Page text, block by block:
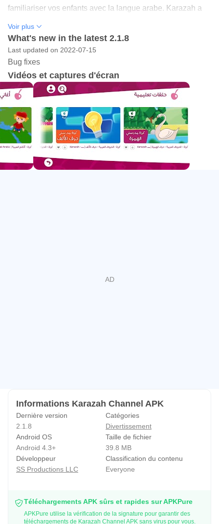
familiariser vos enfants avec la langue arabe. Karazah a
contenu attrayant préparé par une équipe qui connaît bien
la psychologie de l'enfant et la production médiatique.
Cela peut également empêcher votre enfant d'être accro à
ces chaînes YouTube qui produisent du contenu
répréhensible sous le couvert de chaînes pour enfants.
développés, les enfants sont beaucoup exposés à
YouTube. Il est assez déconcertant pour chaque parent de
voir à quelle vitesse les enfants découvrent eux-mêmes
leurs programmes et chaînes préférés. Karazah profite de
cet attrait puissant de YouTube auprès des enfants, et leur
YouTube, mais ce qui nous distingue, c'est notre offre de
l'importance d'offrir un contenu amusant et engageant aux
enfants. Donc, travailler à Karazah nous aide à créer le
contenu que nous voulons montrer à nos enfants - et pour
le vôtre aussi.
Vision
Innover dans l'industrie des médias pour les enfants en
peut jouer un rôle décisif dans leur développement
psychologique et spirituel.
Voir plus
What's new in the latest 2.1.8
Last updated on 2022-07-15
Bug fixes
Vidéos et captures d'écran
Informations Karazah Channel APK
Dernière version
2.1.8
Catégories
Divertissement
Android OS
Android 4.3+
Taille de fichier
39.8 MB
Développeur
SS Productions LLC
Classification du contenu
Everyone
Téléchargements APK sûrs et rapides sur APKPure
APKPure utilise la vérification de la signature pour garantir des
téléchargements de Karazah Channel APK sans virus pour vous.